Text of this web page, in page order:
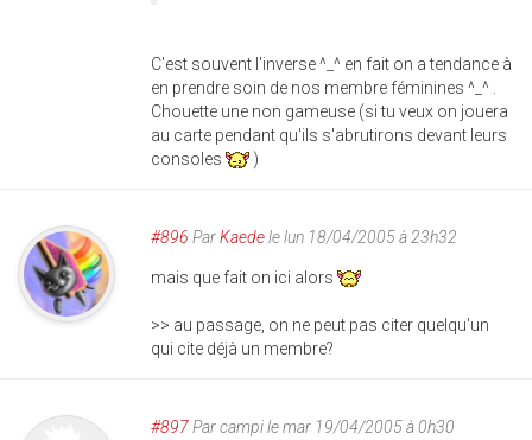
C'est souvent l'inverse ^_^ en fait on a tendance à
en prendre soin de nos membre féminines ^_^ .
Chouette une non gameuse (si tu veux on jouera
au carte pendant qu'ils s'abrutirons devant leurs
consoles
)
#896 ParKaedele lun 18/04/2005 à 23h32
mais que fait on ici alors
>> au passage, on ne peut pas citer quelqu'un
qui cite déjà un membre?
#897Parcampile mar 19/04/2005 à 0h30